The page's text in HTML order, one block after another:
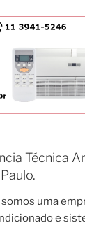
Técnica
somos uma
e